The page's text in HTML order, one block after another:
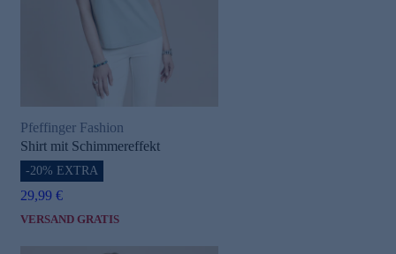
Pfeffinger Fashion
Shirt mit Schimmereffekt
-20% EXTRA
29,99 €
VERSAND GRATIS